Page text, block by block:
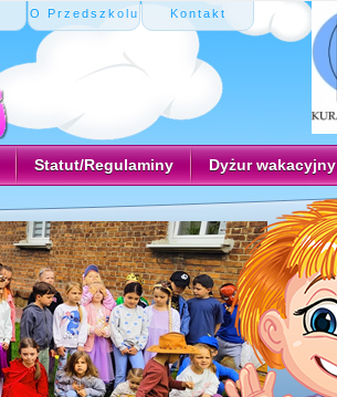
O Przedszkolu Kontakt
Statut/Regulaminy Dyżur wakacyjny